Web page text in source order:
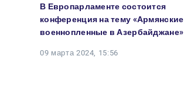
В Европарламенте состоится
конференция на тему «Армянские
военнопленные в Азербайджане»
09 марта 2024, 15:56